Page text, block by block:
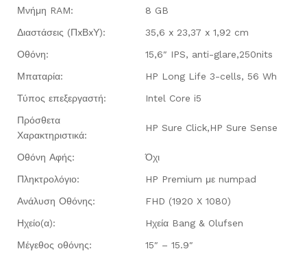
Μνήμη RAM:
8 GB
Διαστάσεις (ΠxΒxΥ):
35,6 x 23,37 x 1,92 cm
Οθόνη:
15,6″ IPS, anti-glare,250nits
Μπαταρία:
HP Long Life 3-cells, 56 Wh
Τύπος επεξεργαστή:
Intel Core i5
Πρόσθετα
Χαρακτηριστικά:
HP Sure Click,HP Sure Sense
Οθόνη Αφής:
Όχι
Πληκτρολόγιο:
HP Premium με numpad
Ανάλυση Οθόνης:
FHD (1920 X 1080)
Ηχείο(α):
Hχεία Bang & Olufsen
Μέγεθος οθόνης:
15″ – 15.9″